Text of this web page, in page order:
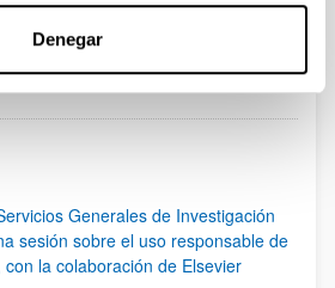
Denegar
2 3 ... 95
Generales de Investigación
sesión sobre el uso responsable de
la colaboración de Elsevier